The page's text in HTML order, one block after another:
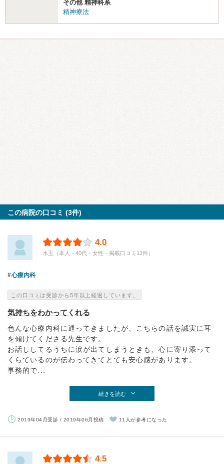
その他 精神科系
精神療法
この病院の口コミ (3件)
4.0
水玉（本人・40代・女性・掲載口コミ12件）
心療内科
この口コミは受診から5年以上経過しています。
気持ちをわかってくれる
色んな心療内科に通ってきましたが、こちらの話を誠実に耳
を傾けてくださる先生です。
お話ししてるうちに涙が出てしまうときも、心に寄り添って
くらているのが伝わってきてとても安心感があります。
事務的で...
続きを読む
2019年04月受診 / 2019年06月投稿 11人が参考になった
4.5